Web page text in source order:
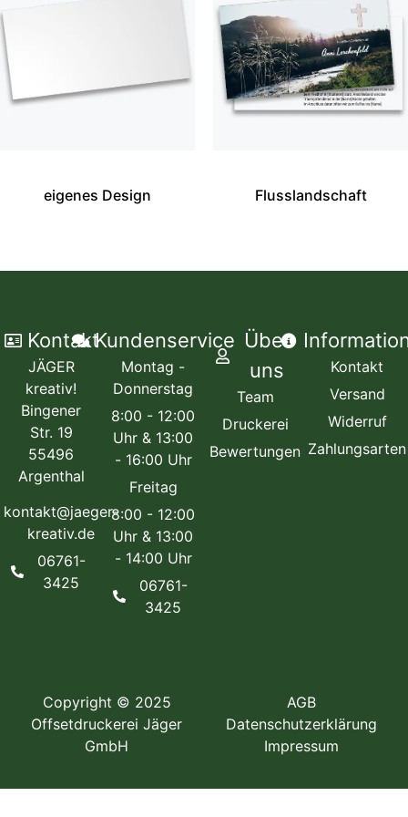
eigenes Design Flusslandschaft
Kontakt
JÄGER
kreativ!
Bingener
Str. 19
55496
Argenthal
kontakt@jaeger-
kreativ.de
06761-
3425
Kundenservice
Montag -
Donnerstag
8:00 - 12:00
Uhr & 13:00
- 16:00 Uhr
Freitag
8:00 - 12:00
Uhr & 13:00
- 14:00 Uhr
06761-
3425
Über
uns
Team
Druckerei
Bewertungen
Kontakt
Versand
Widerruf
Zahlungsarten
Copyright © 2025
Offsetdruckerei Jäger
GmbH
AGB
Datenschutzerklärung
Impressum